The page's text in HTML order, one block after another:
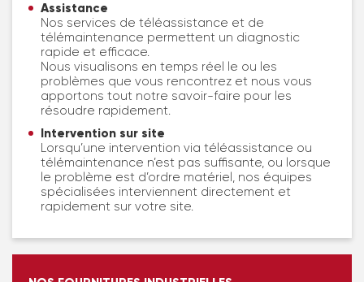
Assistance
Nos services de téléassistance et de
télémaintenance permettent un diagnostic
rapide et efficace.
Nous visualisons en temps réel le ou les
problèmes que vous rencontrez et nous vous
apportons tout notre savoir-faire pour les
résoudre rapidement.
Intervention sur site
Lorsqu’une intervention via téléassistance ou
télémaintenance n’est pas suffisante, ou lorsque
le problème est d’ordre matériel, nos équipes
spécialisées interviennent directement et
rapidement sur votre site.